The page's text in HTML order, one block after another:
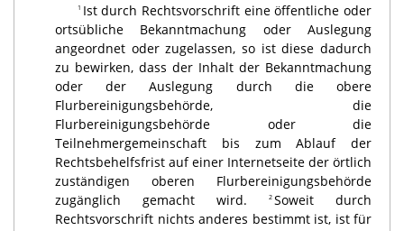
1 Ist durch Rechtsvorschrift eine öffentliche oder
ortsübliche Bekanntmachung oder Auslegung
angeordnet oder zugelassen, so ist diese dadurch
zu bewirken, dass der Inhalt der Bekanntmachung
oder der Auslegung durch die obere
Flurbereinigungsbehörde, die
Flurbereinigungsbehörde oder die
Teilnehmergemeinschaft bis zum Ablauf der
Rechtsbehelfsfrist auf einer Internetseite der örtlich
zuständigen oberen Flurbereinigungsbehörde
zugänglich gemacht wird.2 Soweit durch
Rechtsvorschrift nichts anderes bestimmt ist, ist für